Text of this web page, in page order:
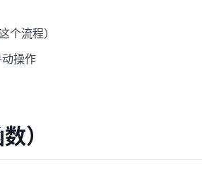
流程）
操作
）